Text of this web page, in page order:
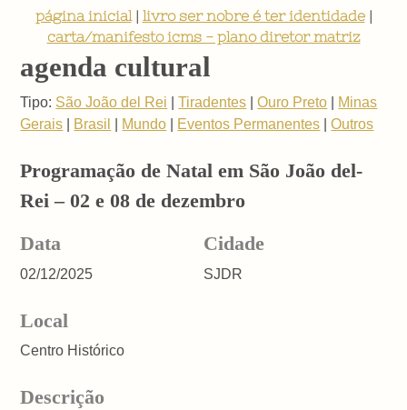
página inicial| livro ser nobre é ter identidade|
carta/manifesto icms - plano diretor matriz
agenda cultural
Tipo: São João del Rei |Tiradentes |Ouro Preto
Minas
Gerais
Brasil Mundo Eventos Permanentes |Outros
Programação de Natal em São João del-
Rei – 02 e 08 de dezembro
Data
02/12/2025
Cidade
SJDR
Local
Centro Histórico
Descrição